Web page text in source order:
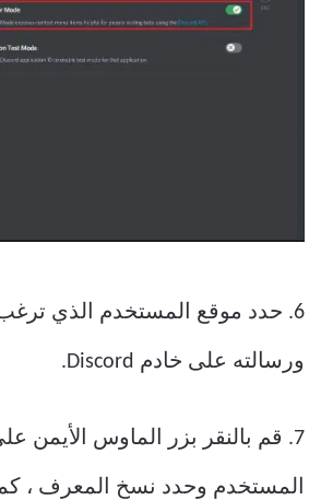
6. حدد موقع المستخدم الذي ترغب
ورسالته على خادم Discord.
7. قم بالنقر بزر الماوس الأيمن
المستخدم وحدد نسخ المعرف ،